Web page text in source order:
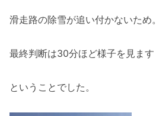
滑走路の除雪が追い付かないため。
最終判断は30分ほど様子を見ます
ということでした。